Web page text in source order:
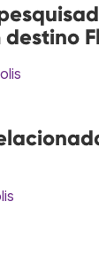
destino